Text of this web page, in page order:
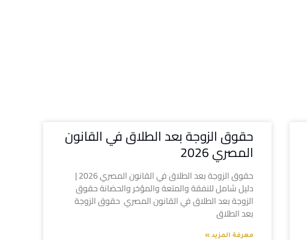
حقوق الزوجة بعد الطلاق في القانون
المصري 2026
حقوق الزوجة بعد الطلاق في القانون المصري 2026 |
دليل شامل للنفقة والمتعة والمؤخر والحضانة حقوق
الزوجة بعد الطلاق في القانون المصري حقوق الزوجة
بعد الطلاق
معرفة المزيد »